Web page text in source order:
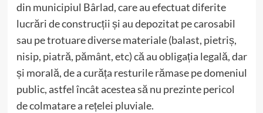
din municipiul Bârlad, care au efectuat diferite
lucrări de construcții și au depozitat pe carosabil
sau pe trotuare diverse materiale (balast, pietriș,
nisip, piatră, pământ, etc) că au obligația legală, dar
și morală, de a curăța resturile rămase pe domeniul
public, astfel încât acestea să nu prezinte pericol
de colmatare a rețelei pluviale.